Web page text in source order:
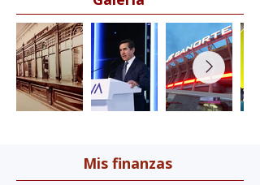
Galería